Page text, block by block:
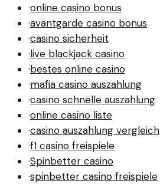
·online casino bonus
·avantgarde casino bonus
·casino sicherheit
·live blackjack casino
·bestes online casino
·mafia casino auszahlung
·casino schnelle auszahlung
·online casino liste
·casino auszahlung vergleich
·f1 casino freispiele
·Spinbetter casino
·spinbetter casino freispiele